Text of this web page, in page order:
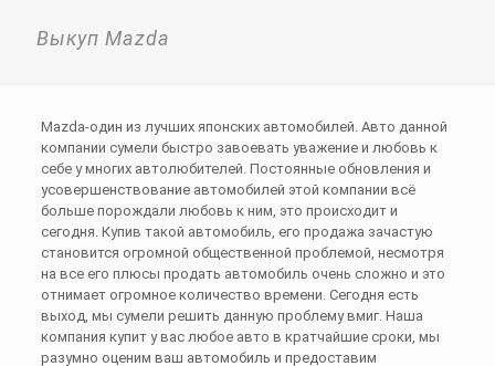
Выкуп Mazda
Mazda-один из лучших японских автомобилей. Авто данной
компании сумели быстро завоевать уважение и любовь к
себе у многих автолюбителей. Постоянные обновления и
усовершенствование автомобилей этой компании всё
больше порождали любовь к ним, это происходит и
сегодня. Купив такой автомобиль, его продажа зачастую
становится огромной общественной проблемой, несмотря
на все его плюсы продать автомобиль очень сложно и это
отнимает огромное количество времени. Сегодня есть
выход, мы сумели решить данную проблему вмиг. Наша
компания купит у вас любое авто в кратчайшие сроки, мы
разумно оценим ваш автомобиль и предоставим